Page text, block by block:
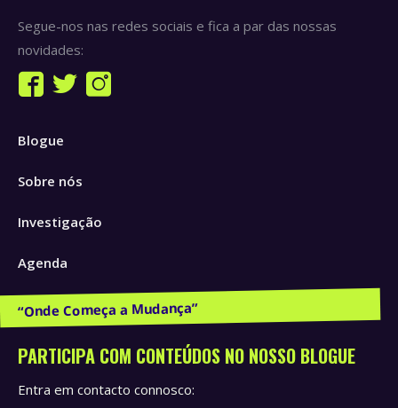
Segue-nos nas redes sociais e fica a par das nossas
novidades:
Find us on:
Facebook
opens
new
Twitter
new
Instagram
Blogue
Sobre nós
Investigação
Agenda
Publicações e Recursos
PARTICIPA COM CONTEÚDOS NO NOSSO BLOGUE
Entra em contacto connosco: